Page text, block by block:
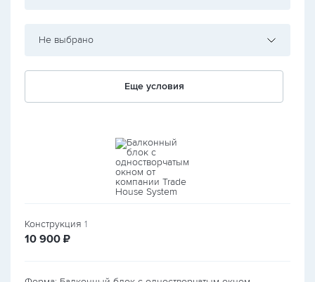
Не выбрано
Еще условия
Конструкция 1
10 900 руб.
₽